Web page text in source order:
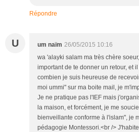
Répondre
U um naïm 26/05/2015 10:16
wa 'alayki salam ma très chère
important de te donner un retour, et
combien je suis heureuse de
moi ummi" sur ma boite mail, je
Je ne pratique pas l'IEF mais
la maison, et forcément, je me
bienveillante conforme à l'islam", je
pédagogie Montessori.<br />